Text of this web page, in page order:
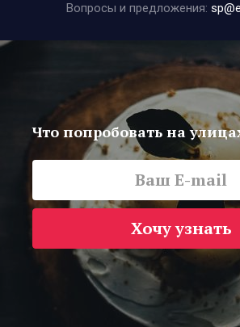
Вопросы и предложения:
Что попробовать на
Хочу узнать